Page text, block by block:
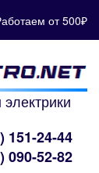
от 500₽
151-24-44
090-52-82